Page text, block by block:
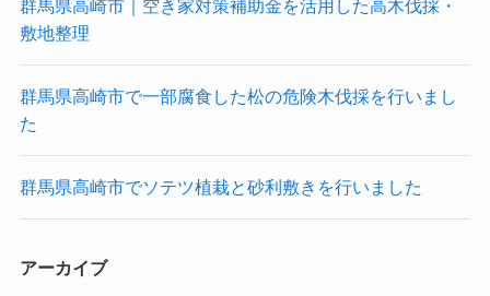
群馬県高崎市｜空き家対策補助金を活用した高木伐採・
敷地整理
群馬県高崎市で一部腐食した松の危険木伐採を行いまし
た
群馬県高崎市でソテツ植栽と砂利敷きを行いました
アーカイブ